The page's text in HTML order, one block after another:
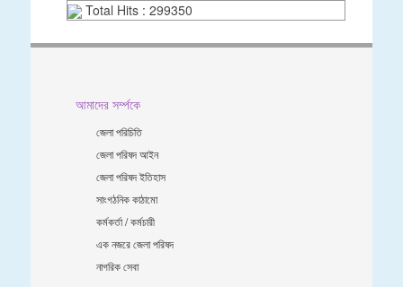
Total Hits : 299350
আমাদের সর্ম্পকে
জেলা পরিচিতি
জেলা পরিষদ আইন
জেলা পরিষদ ইতিহাস
সাংগঠনিক কাঠামো
কর্মকর্তা / কর্মচারী
এক নজরে জেলা পরিষদ
নাগরিক সেবা